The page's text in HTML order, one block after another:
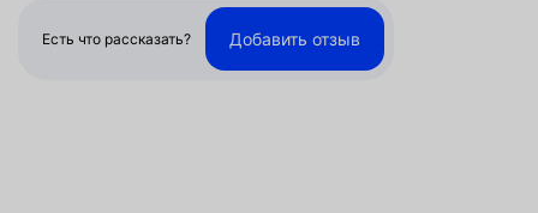
Есть что рассказать? Добавить отзыв